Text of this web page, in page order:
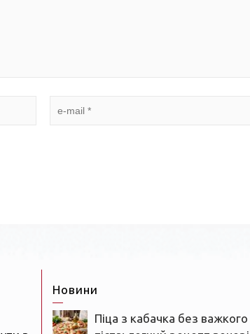
Новини
Піца з кабачка без важкого